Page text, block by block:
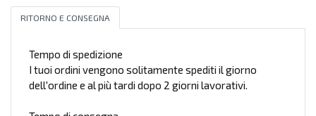
RITORNO E CONSEGNA
Tempo di spedizione
I tuoi ordini vengono solitamente spediti il giorno
dell'ordine e al più tardi dopo 2 giorni lavorativi.